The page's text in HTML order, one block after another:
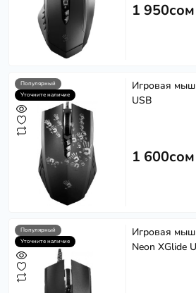
1 950сом
Популярный
Уточните наличие
Игровая
USB
1 600сом
Популярный
Уточните наличие
Игровая
Neon XGlide